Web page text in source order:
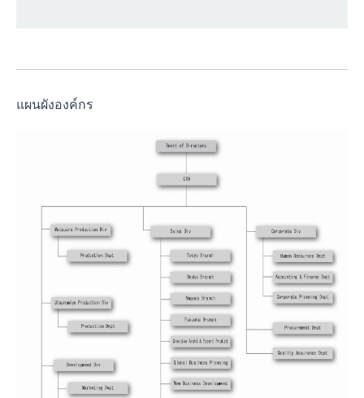
แผนผังองค์กร